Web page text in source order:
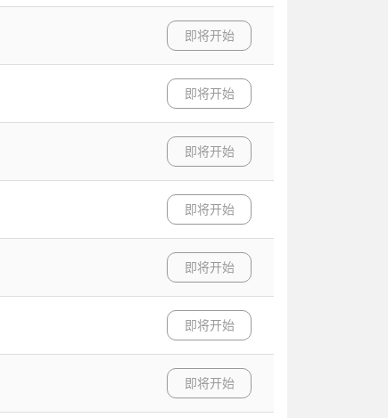
即将开始
即将开始
即将开始
即将开始
即将开始
即将开始
即将开始